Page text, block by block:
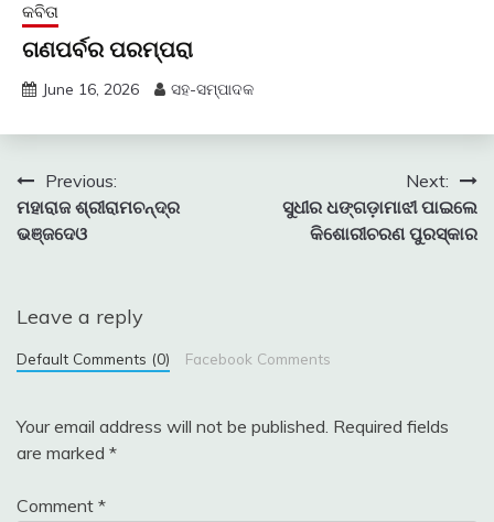
କବିତା
ଗଣପର୍ବର ପରମ୍ପରା
June 16, 2026 ସହ-ସମ୍ପାଦକ
Post
navigation
Previous:
ମହାରାଜ ଶ୍ରୀରାମଚନ୍ଦ୍ର
ଭଞ୍ଜଦେଓ
Next:
ସୁଧୀର ଧଙ୍ଗଡ଼ାମାଝୀ ପାଇଲେ
କିଶୋରୀଚରଣ ପୁରସ୍କାର
Leave a reply
Default Comments (0) Facebook Comments
Your email address will not be published. Required fields
are marked *
Comment *